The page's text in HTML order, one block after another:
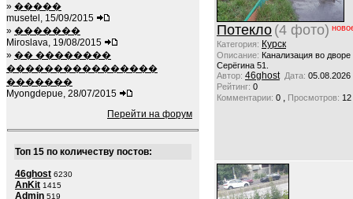
» �����
musetel, 15/09/2015
» �������
Miroslava, 19/08/2015
» �� ��������
����������������
�������
Myongdepue, 28/07/2015
Перейти на форум
Топ 15 по количеству постов:
46ghost 6230
AnKit 1415
Admin 519
Потекло (4 фото)
Категория: Курск
Описание: Канализация во
Серёгина 51.
Автор: 46ghost Дата: 05.08.2026
Рейтинг: 0
Комментарии: 0 , Просмотров: 12